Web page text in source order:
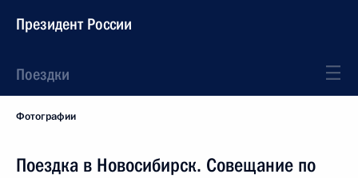
Президент России
Поездки
Фотографии
Поездка в Новосибирск. Совещание по